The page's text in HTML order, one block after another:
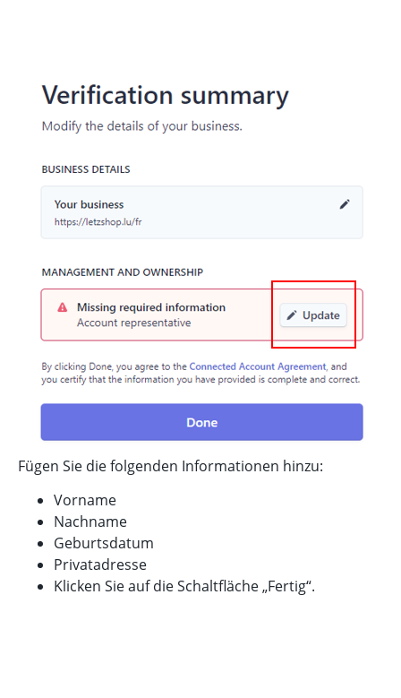
Fügen Sie die folgenden Informationen hinzu:
Vorname
Nachname
Geburtsdatum
Privatadresse
Klicken Sie auf die Schaltfläche „Fertig“.